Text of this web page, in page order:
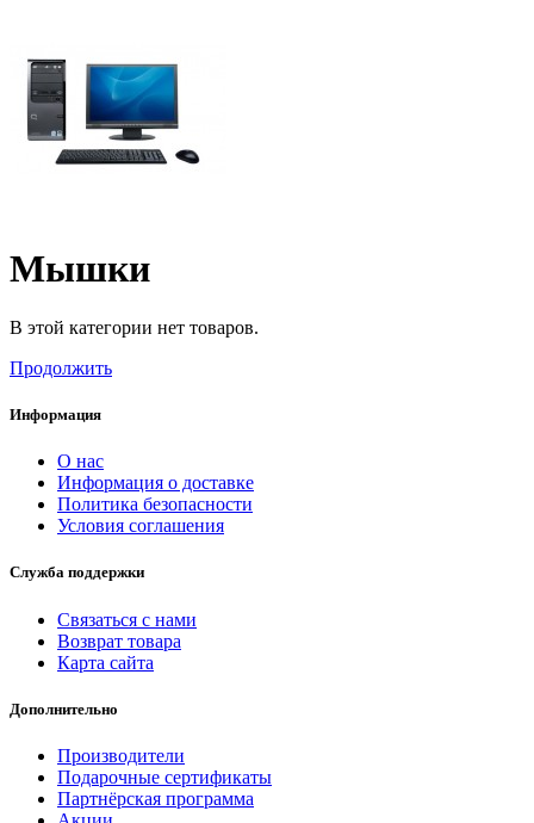
Мышки
В этой категории нет товаров.
Продолжить
Информация
О нас
Информация о доставке
Политика безопасности
Условия соглашения
Служба поддержки
Связаться с нами
Возврат товара
Карта сайта
Дополнительно
Производители
Подарочные сертификаты
Партнёрская программа